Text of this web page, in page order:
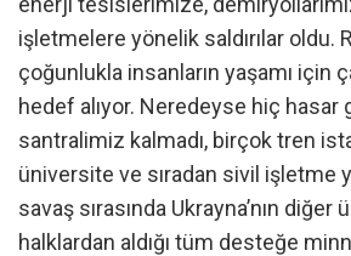
işletmelere yönelik saldırılar oldu.
çoğunlukla insanların yaşamı için
hedef alıyor. Neredeyse hiç
santralimiz kalmadı, birçok tren
üniversite ve sıradan sivil işletme
savaş sırasında Ukrayna’nın diğer
halklardan aldığı tüm desteğe